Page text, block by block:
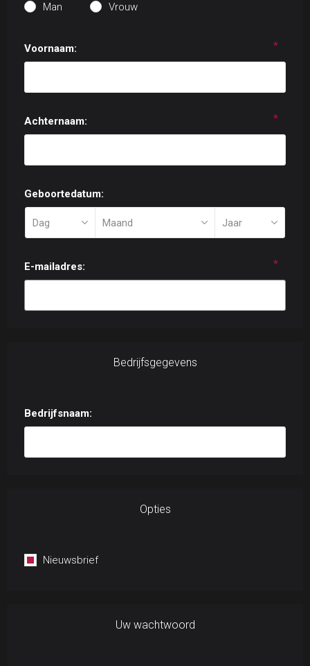
Man Vrouw
Voornaam: *
Achternaam: *
Geboortedatum:
E-mailadres: *
Bedrijfsgegevens
Bedrijfsnaam:
Opties
Nieuwsbrief
Uw wachtwoord